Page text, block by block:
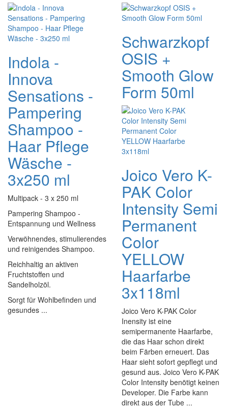
Indola -
Innova
Sensations -
Pampering
Shampoo -
Haar Pflege
Wäsche -
3x250 ml
Multipack - 3 x 250 ml
Pampering Shampoo -
Entspannung und Wellness
Verwöhnendes, stimulierendes
und reinigendes Shampoo.
Reichhaltig an aktiven
Fruchtstoffen und
Sandelholzöl.
Sorgt für Wohlbefinden und
gesundes ...
Schwarzkopf
OSIS +
Smooth Glow
Form 50ml
Joico Vero K-
PAK Color
Intensity Semi
Permanent
Color
YELLOW
Haarfarbe
3x118ml
Joico Vero K-PAK Color
Inensity ist eine
semipermanente Haarfarbe,
die das Haar schon direkt
beim Färben erneuert. Das
Haar sieht sofort gepflegt und
gesund aus. Joico Vero K-PAK
Color Intensity benötigt keinen
Developer. Die Farbe kann
direkt aus der Tube ...